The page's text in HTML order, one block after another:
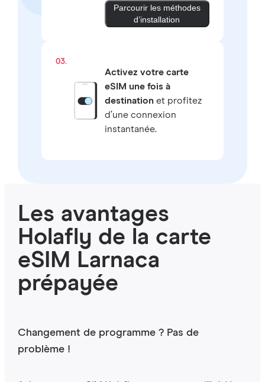
Parcourir les méthodes
d’installation
03.
Activez votre carte
eSIM une fois à
destinationet profitez
d’une connexion
instantanée.
Les avantages
Holafly de la carte
eSIM Larnaca
prépayée
Changement de programme ? Pas de
problème !